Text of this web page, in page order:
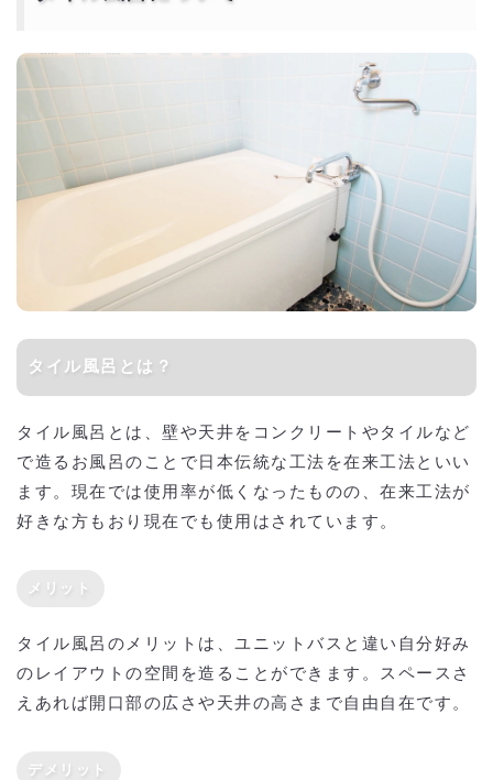
タイル風呂とは？
タイル風呂とは、壁や天井をコンクリートやタイルなど
で造るお風呂のことで日本伝統な工法を在来工法といい
ます。現在では使用率が低くなったものの、在来工法が
好きな方もおり現在でも使用はされています。
メリット
タイル風呂のメリットは、ユニットバスと違い自分好み
のレイアウトの空間を造ることができます。スペースさ
えあれば開口部の広さや天井の高さまで自由自在です。
デメリット